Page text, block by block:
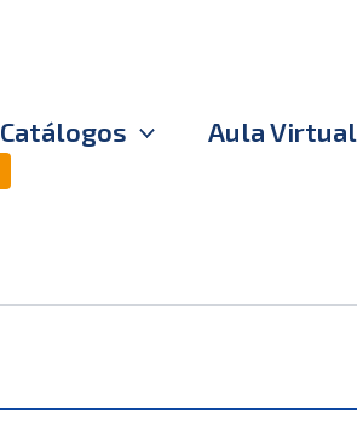
Catálogos Aula Virtual